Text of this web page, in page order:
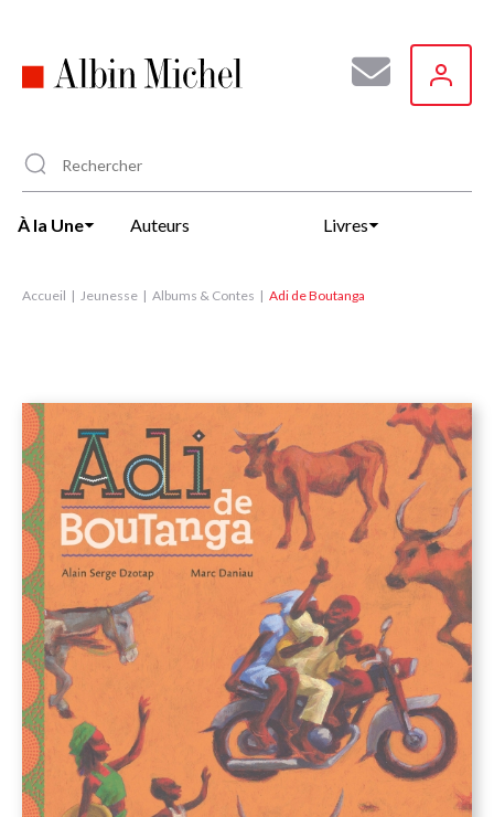
principal
À la Une Auteurs Livres
Accueil Jeunesse Albums & Contes Adi de Boutanga